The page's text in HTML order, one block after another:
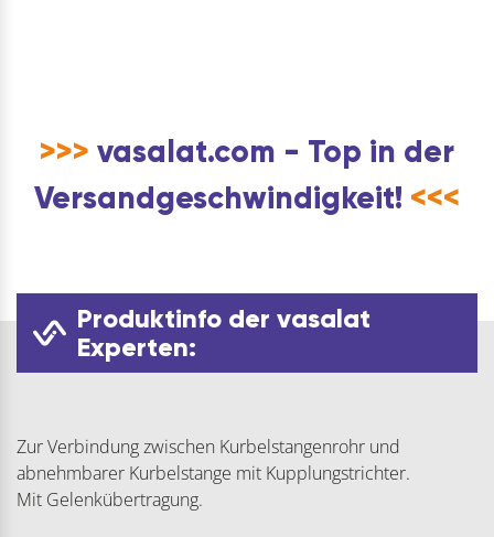
>>> vasalat.com - Top in der
Versandgeschwindigkeit! <<<
Produktinfo der vasalat
Experten:
Zur Verbindung zwischen Kurbelstangenrohr und
abnehmbarer Kurbelstange mit Kupplungstrichter.
Mit Gelenkübertragung.